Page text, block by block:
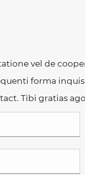
vel de
forma
Tibi gratias